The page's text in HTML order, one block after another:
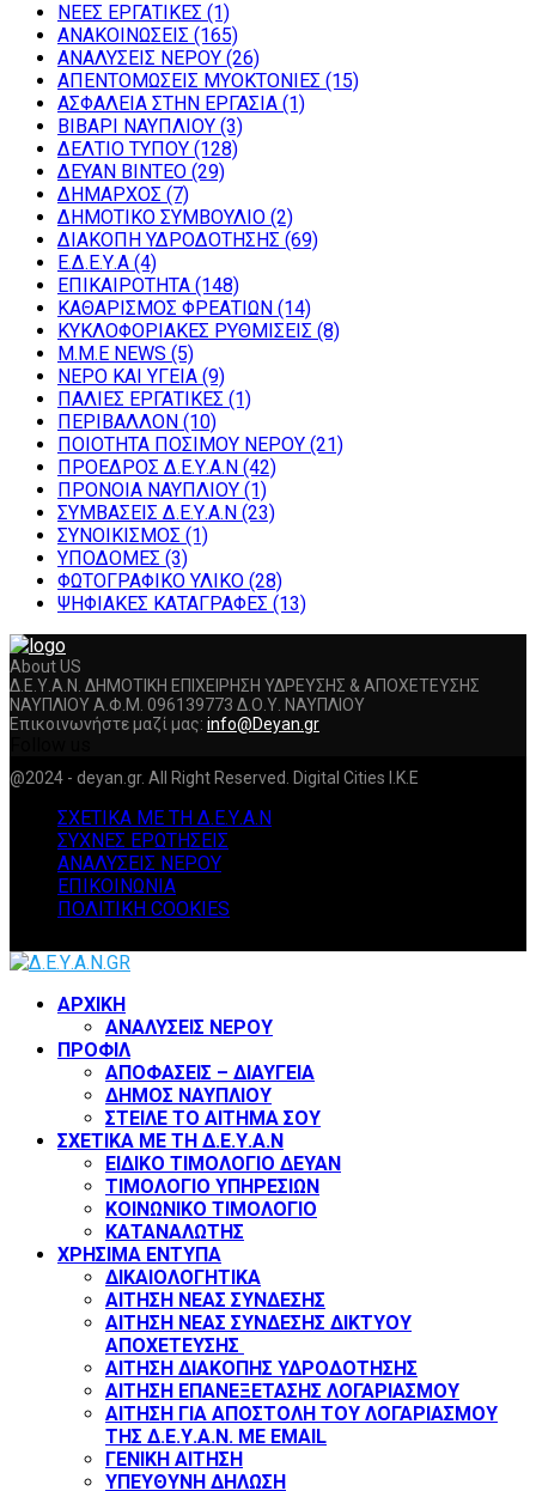
NEEΣ ΕΡΓΑΤΙΚΕΣ (1)
ΑΝΑΚΟΙΝΩΣΕΙΣ (165)
ΑΝΑΛΥΣΕΙΣ ΝΕΡΟΥ (26)
ΑΠΕΝΤΟΜΩΣΕΙΣ ΜΥΟΚΤΟΝΙΕΣ (15)
ΑΣΦΑΛΕΙΑ ΣΤΗΝ ΕΡΓΑΣΙΑ (1)
ΒΙΒΑΡΙ ΝΑΥΠΛΙΟΥ (3)
ΔΕΛΤΙΟ ΤΥΠΟΥ (128)
ΔΕΥΑΝ ΒΙΝΤΕΟ (29)
ΔΗΜΑΡΧΟΣ (7)
ΔΗΜΟΤΙΚΟ ΣΥΜΒΟΥΛΙΟ (2)
ΔΙΑΚΟΠΗ ΥΔΡΟΔΟΤΗΣΗΣ (69)
Ε.Δ.Ε.Υ.Α (4)
ΕΠΙΚΑΙΡΟΤΗΤΑ (148)
ΚΑΘΑΡΙΣΜΟΣ ΦΡΕΑΤΙΩΝ (14)
ΚΥΚΛΟΦΟΡΙΑΚΕΣ ΡΥΘΜΙΣΕΙΣ (8)
Μ.Μ.Ε NEWS (5)
ΝΕΡΟ ΚΑΙ ΥΓΕΙΑ (9)
ΠΑΛΙΕΣ ΕΡΓΑΤΙΚΕΣ (1)
ΠΕΡΙΒΑΛΛΟΝ (10)
ΠΟΙΟΤΗΤΑ ΠΟΣΙΜΟΥ ΝΕΡΟΥ (21)
ΠΡΟΕΔΡΟΣ Δ.Ε.Υ.Α.Ν (42)
ΠΡΟΝΟΙΑ ΝΑΥΠΛΙΟΥ (1)
ΣΥΜΒΑΣΕΙΣ Δ.Ε.Υ.Α.Ν (23)
ΣΥΝΟΙΚΙΣΜΟΣ (1)
ΥΠΟΔΟΜΕΣ (3)
ΦΩΤΟΓΡΑΦΙΚΟ ΥΛΙΚΟ (28)
ΨΗΦΙΑΚΕΣ ΚΑΤΑΓΡΑΦΕΣ (13)
About US
Δ.Ε.Υ.Α.Ν. ΔΗΜΟΤΙΚΗ ΕΠΙΧΕΙΡΗΣΗ ΥΔΡΕΥΣΗΣ & ΑΠΟΧΕΤΕΥΣΗΣ
ΝΑΥΠΛΙΟΥ Α.Φ.Μ. 096139773 Δ.Ο.Υ. ΝΑΥΠΛΙΟΥ
Επικοινωνήστε μαζί μας: info@Deyan.gr
Facebook
Twitter
Instagram
Youtube
@2024 - deyan.gr. All Right Reserved. Digital Cities I.K.E
ΣΧΕΤΙΚΑ ΜΕ ΤΗ Δ.Ε.Υ.Α.Ν
ΣΥΧΝΕΣ ΕΡΩΤΗΣΕΙΣ
ΑΝΑΛΥΣΕΙΣ ΝΕΡΟΥ
ΕΠΙΚΟΙΝΩΝΙΑ
ΠΟΛΙΤΙΚΗ COOKIES
ΑΡΧΙΚΗ
ΑΝΑΛΥΣΕΙΣ ΝΕΡΟΥ
ΠΡΟΦΙΛ
ΑΠΟΦΑΣΕΙΣ – ΔΙΑΥΓΕΙΑ
ΔΗΜΟΣ ΝΑΥΠΛΙΟΥ
ΣΤΕΙΛΕ ΤΟ ΑΙΤΗΜΑ ΣΟΥ
ΣΧΕΤΙΚΑ ΜΕ ΤΗ Δ.Ε.Υ.Α.Ν
ΕΙΔΙΚΟ ΤΙΜΟΛΟΓΙΟ ΔΕΥΑΝ
ΤΙΜΟΛΟΓΙΟ ΥΠΗΡΕΣΙΩΝ
ΚΟΙΝΩΝΙΚΟ ΤΙΜΟΛΟΓΙΟ
ΚΑΤΑΝΑΛΩΤΗΣ
ΧΡΗΣΙΜΑ ΕΝΤΥΠΑ
ΔΙΚΑΙΟΛΟΓΗΤΙΚΑ
ΑΙΤΗΣΗ ΝΕΑΣ ΣΥΝΔΕΣΗΣ
ΑΙΤΗΣΗ ΝΕΑΣ ΣΥΝΔΕΣΗΣ ΔΙΚΤΥΟΥ
ΑΠΟΧΕΤΕΥΣΗΣ
ΑΙΤΗΣΗ ΔΙΑΚΟΠΗΣ ΥΔΡΟΔΟΤΗΣΗΣ
ΑΙΤΗΣΗ ΕΠΑΝΕΞΕΤΑΣΗΣ ΛΟΓΑΡΙΑΣΜΟΥ
ΑΙΤΗΣΗ ΓΙΑ ΑΠΟΣΤΟΛΗ ΤΟΥ ΛΟΓΑΡΙΑΣΜΟΥ
ΤΗΣ Δ.Ε.Υ.Α.Ν. ΜΕ EMAIL
ΓΕΝΙΚΗ ΑΙΤΗΣΗ
ΥΠΕΥΘΥΝΗ ΔΗΛΩΣΗ